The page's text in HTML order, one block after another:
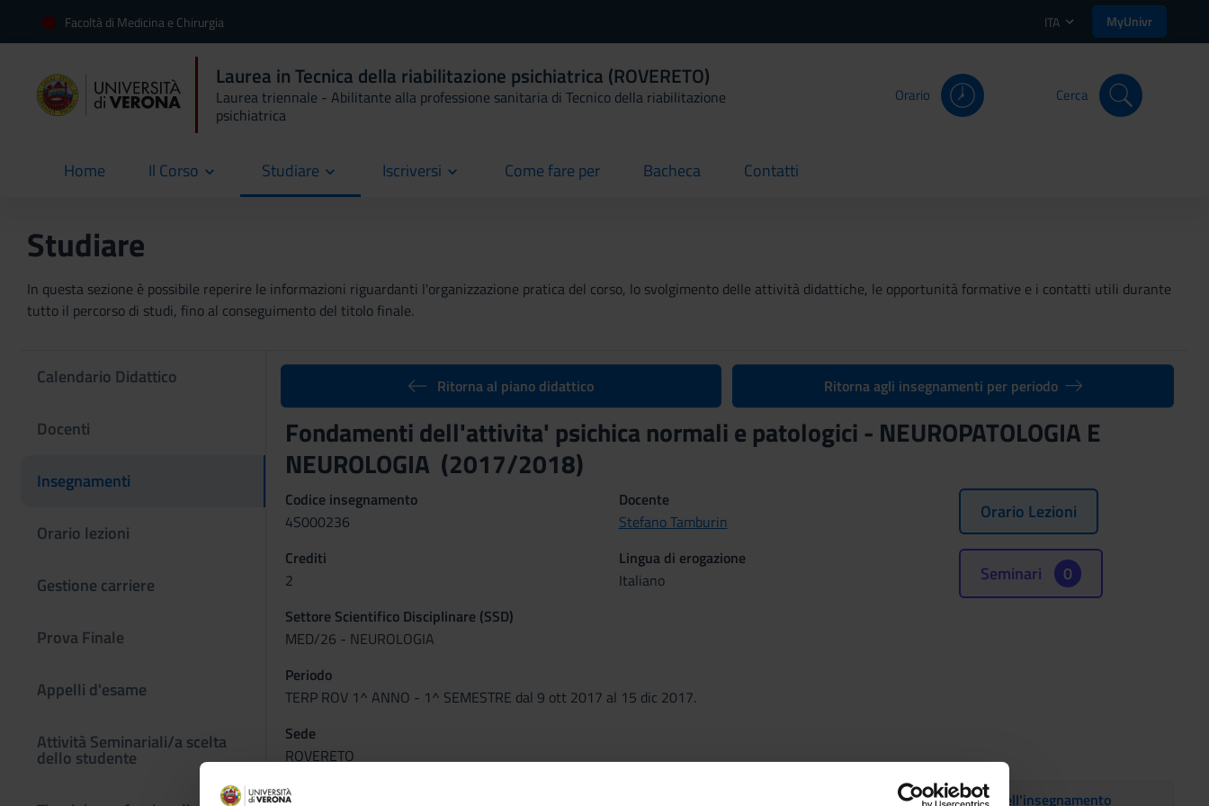
Facoltà di Medicina e Chirurgia ITA MyUnivr
Laurea in Tecnica della riabilitazione psichiatrica (ROVERETO)
Laurea triennale - Abilitante alla professione sanitaria di Tecnico della riabilitazione
psichiatrica
Orario Cerca
Home
current Il Corso Studiare Iscriversi Come fare per
current Bacheca
current Contatti
current
Studiare
In questa sezione è possibile reperire le informazioni riguardanti l'organizzazione pratica del corso, lo svolgimento delle attività didattiche, le opportunità formative e i contatti utili durante
tutto il percorso di studi, fino al conseguimento del titolo finale.
Calendario Didattico
Docenti
Insegnamenti
Orario lezioni
Gestione carriere
Prova Finale
Appelli d'esame
Attività Seminariali/a scelta
dello studente
Ritorna al piano didattico Ritorna agli insegnamenti per periodo
Fondamenti dell'attivita' psichica normali e patologici - NEUROPATOLOGIA E
NEUROLOGIA (2017/2018)
Codice insegnamento
4S000236
Docente
Stefano Tamburin
Crediti
2
Lingua di erogazione
Italiano
Settore Scientifico Disciplinare (SSD)
MED/26 - NEUROLOGIA
Periodo
TERP ROV 1^ ANNO - 1^ SEMESTRE dal 9 ott 2017 al 15 dic 2017.
Sede
ROVERETO
Orario Lezioni
Seminari 0
Per visualizzare la struttura dell’insegnamento a cui questo modulo appartiene, consultare:organizzazione dell'insegnamento